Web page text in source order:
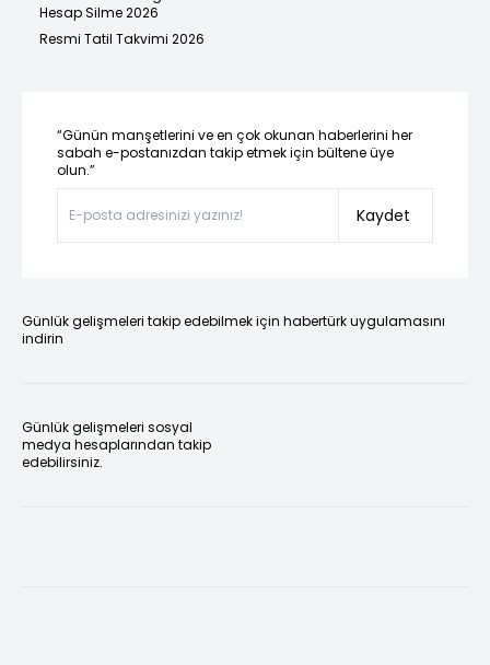
Hesap Silme 2026
Resmi Tatil Takvimi 2026
“Günün manşetlerini ve en çok okunan haberlerini her
sabah e-postanızdan takip etmek için bültene üye
olun.”
Kaydet
Günlük gelişmeleri takip edebilmek için habertürk uygulamasını
indirin
Günlük gelişmeleri sosyal
medya hesaplarından takip
edebilirsiniz.